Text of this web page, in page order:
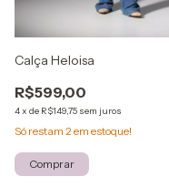
Calça Heloisa
R$599,00
4x de R$149,75 sem juros
Só restam 2 em estoque!
Comprar